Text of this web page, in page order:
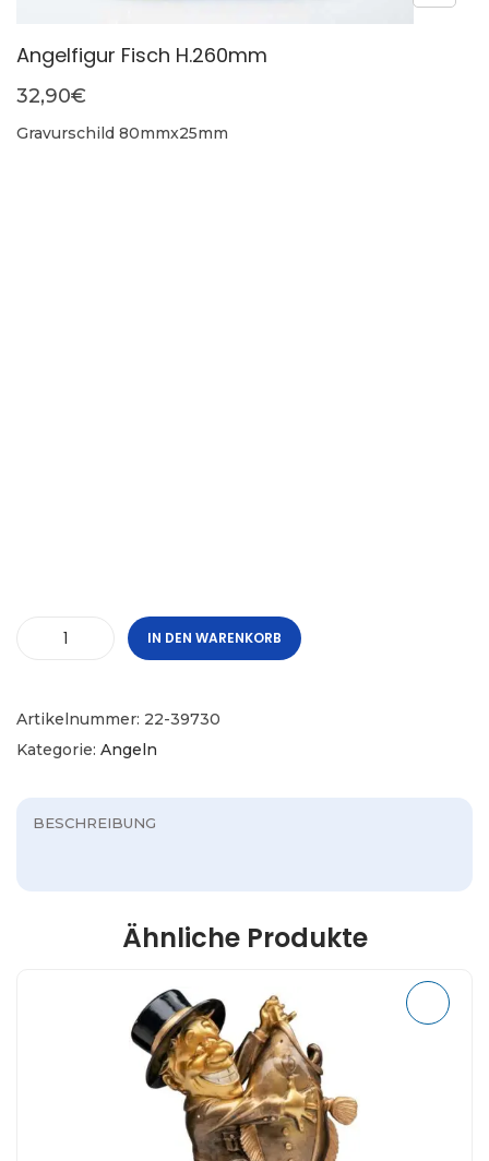
Angelfigur Fisch H.260mm
32,90€
Gravurschild 80mmx25mm
IN DEN WARENKORB
Artikelnummer: 22-39730
Kategorie: Angeln
BESCHREIBUNG
Ähnliche Produkte